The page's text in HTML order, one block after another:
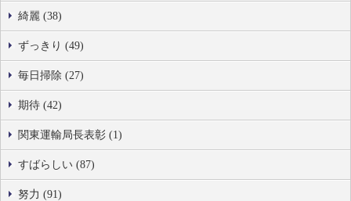
綺麗 (38)
ずっきり (49)
毎日掃除 (27)
期待 (42)
関東運輸局長表彰 (1)
すばらしい (87)
努力 (91)